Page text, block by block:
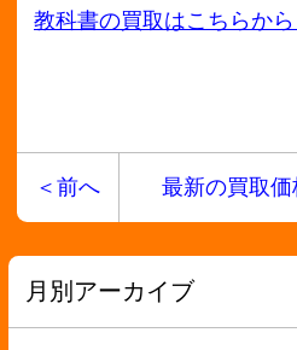
2018年3月
2017年12月
2017年11月
2017年9月